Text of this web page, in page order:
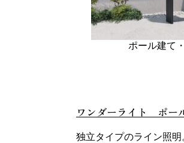
ポール建て
ワンダーライト ポー
独立タイプのライン照